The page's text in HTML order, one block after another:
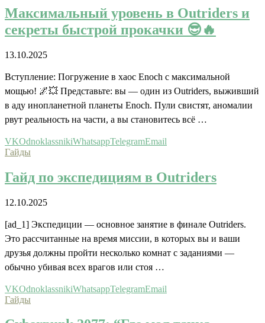
Максимальный уровень в Outriders и
секреты быстрой прокачки 😎🔥
13.10.2025
Вступление: Погружение в хаос Enoch с максимальной
мощью! 🌌💥 Представьте: вы — один из Outriders, выживший
в аду инопланетной планеты Enoch. Пули свистят, аномалии
рвут реальность на части, а вы становитесь всё …
VKOdnoklassnikiWhatsappTelegramEmail
Гайды
Гайд по экспедициям в Outriders
12.10.2025
[ad_1] Экспедиции — основное занятие в финале Outriders.
Это рассчитанные на время миссии, в которых вы и ваши
друзья должны пройти несколько комнат с заданиями —
обычно убивая всех врагов или стоя …
VKOdnoklassnikiWhatsappTelegramEmail
Гайды